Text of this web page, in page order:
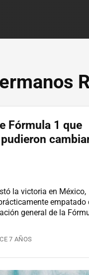
Fórmula 1 que
la victoria en México,
empatado
general de la
7 AÑOS